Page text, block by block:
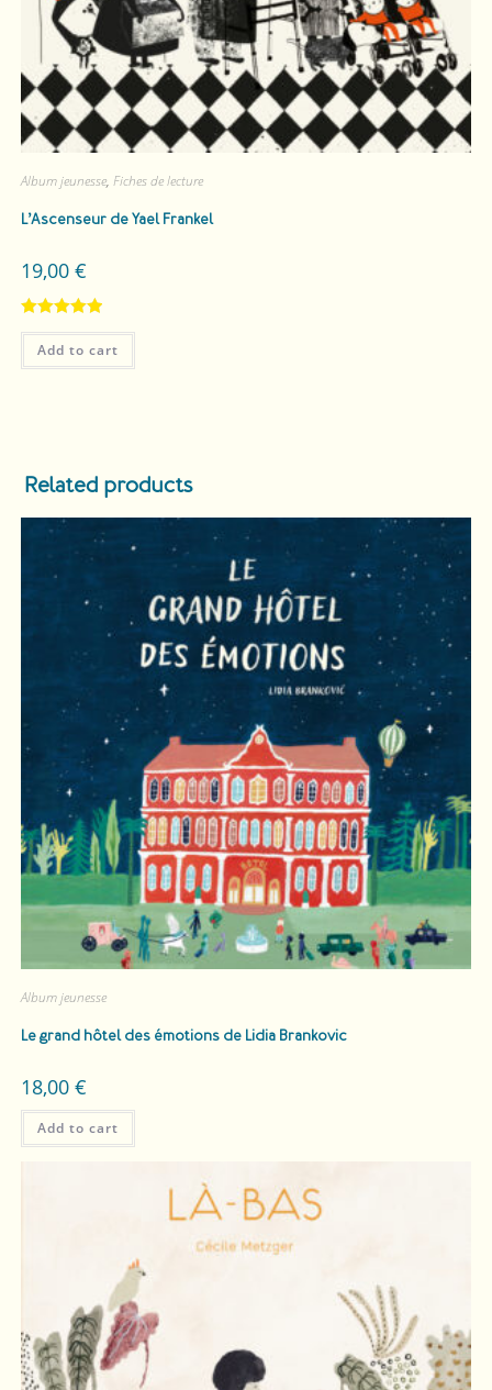
Album jeunesse, Fiches de lecture
L’Ascenseurde Yael Frankel
19,00 €
Rated5.00
out of 5
Add to cart
Related products
Album jeunesse
​​Le grand hôtel des émotionsde Lidia Brankovic
18,00 €
Add to cart